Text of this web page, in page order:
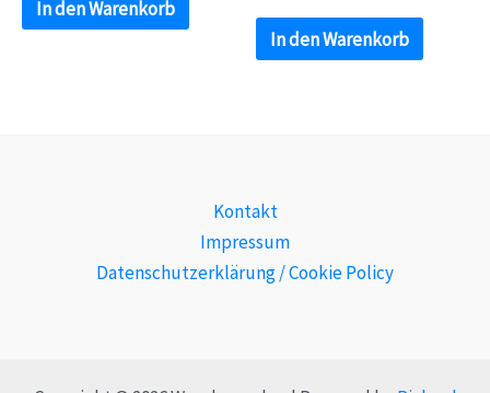
In den Warenkorb
In den Warenkorb
Kontakt
Impressum
Datenschutzerklärung / Cookie Policy